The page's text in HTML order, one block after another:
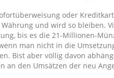
oder
und wird so bleiben.
bis es die 21-Millionen-
man nicht in die
Bist aber völlig davon
an den Umsätzen der neu